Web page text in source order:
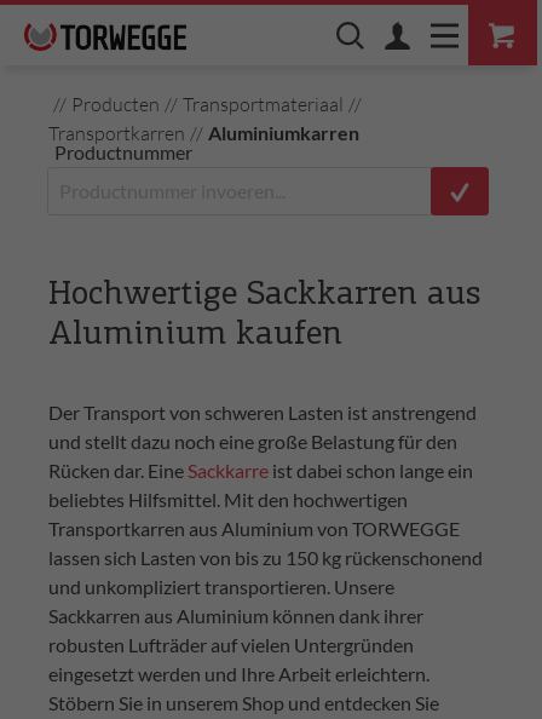
// Producten // Transportmateriaal //
Transportkarren // Aluminiumkarren
Productnummer
Hochwertige Sackkarren aus
Aluminium kaufen
Der Transport von schweren Lasten ist anstrengend
und stellt dazu noch eine große Belastung für den
Rücken dar. EineSackkarre ist dabei schon lange ein
beliebtes Hilfsmittel. Mit den hochwertigen
Transportkarren aus Aluminium von TORWEGGE
lassen sich Lasten von bis zu 150 kg rückenschonend
und unkompliziert transportieren. Unsere
Sackkarren aus Aluminium können dank ihrer
robusten Lufträder auf vielen Untergründen
eingesetzt werden und Ihre Arbeit erleichtern.
Stöbern Sie in unserem Shop und entdecken Sie